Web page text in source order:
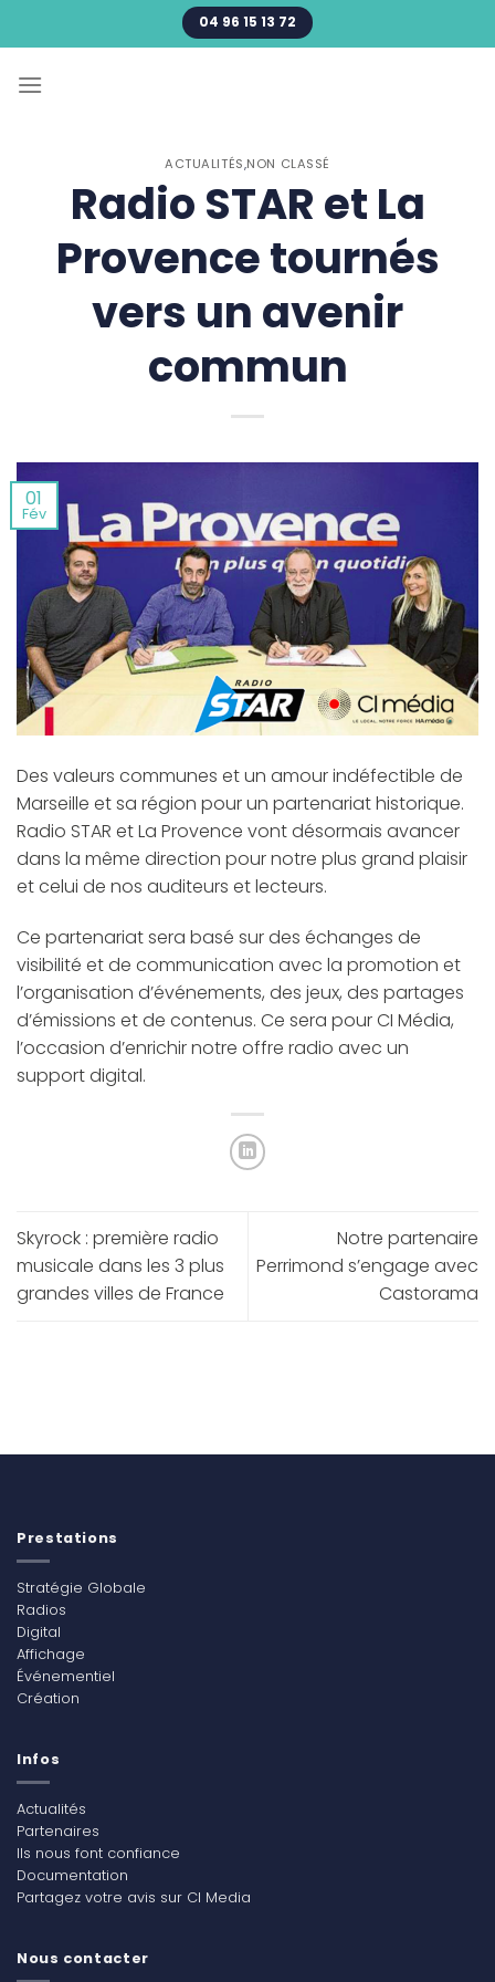
au
04 96 15 13 72
ACTUALITÉS,NON CLASSÉ
Radio STAR et La
Provence tournés
vers un avenir
commun
01
Fév
Des valeurs communes et un amour indéfectible de
Marseille et sa région pour un partenariat historique.
Radio STAR et La Provence vont désormais avancer
dans la même direction pour notre plus grand plaisir
et celui de nos auditeurs et lecteurs.
Ce partenariat sera basé sur des échanges de
visibilité et de communication avec la promotion et
l’organisation d’événements, des jeux, des partages
d’émissions et de contenus. Ce sera pour CI Média,
l’occasion d’enrichir notre offre radio avec un
support digital.
Skyrock : première radio
musicale dans les 3 plus
grandes villes de France
Notre partenaire
Perrimond s’engage avec
Castorama
Prestations
Stratégie Globale
Radios
Digital
Affichage
Événementiel
Création
Infos
Actualités
Partenaires
Ils nous font confiance
Documentation
Partagez votre avis sur CI Media
Nous contacter